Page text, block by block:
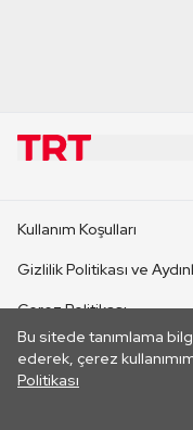
Bu sitede tanımlama
ederek, çerez
Politikası
CANLI YAYINLAR
Kullanım Koşulları
Gizlilik Politikası ve
Çerez Politikası
İletişim
Her hakkı saklıdır.